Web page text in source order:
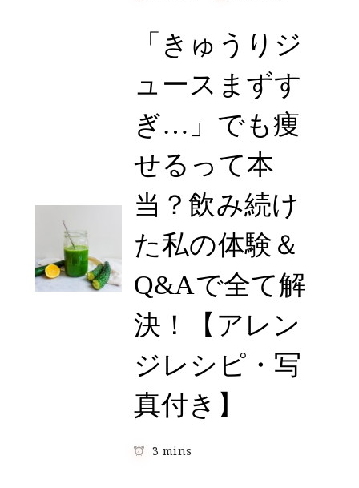
「きゅうりジ
ュースまずす
ぎ…」でも痩
せるって本
当？飲み続け
た私の体験＆
Q&Aで全て解
決！【アレン
ジレシピ・写
真付き】
3 mins